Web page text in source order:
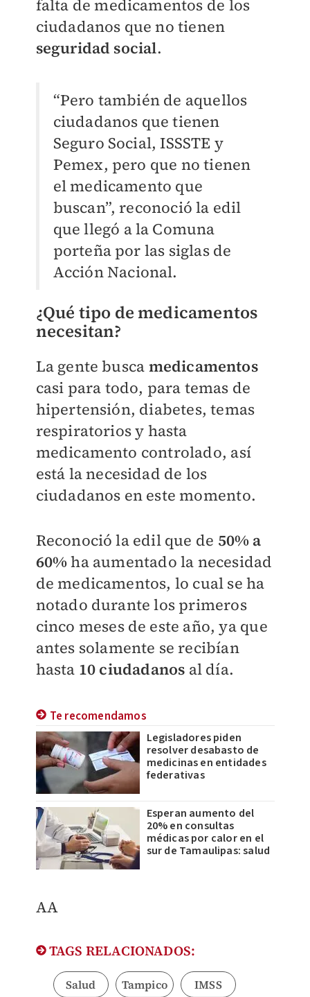
falta de medicamentos de los
ciudadanos que no tienen
seguridad social.
“Pero también de aquellos
ciudadanos que tienen
Seguro Social, ISSSTE y
Pemex, pero que no tienen
el medicamento que
buscan”, reconoció la edil
que llegó a la Comuna
porteña por las siglas de
Acción Nacional.
¿Qué tipo de medicamentos
necesitan?
La gente busca medicamentos
casi para todo, para temas de
hipertensión, diabetes, temas
respiratorios y hasta
medicamento controlado, así
está la necesidad de los
ciudadanos en este momento.
Reconoció la edil que de 50% a
60%ha aumentado la necesidad
de medicamentos, lo cual se ha
notado durante los primeros
cinco meses de este año, ya que
antes solamente se recibían
hasta 10 ciudadanos al día.
Te recomendamos
Legisladores piden
resolver desabasto de
medicinas en entidades
federativas
Esperan aumento del
20% en consultas
médicas por calor en el
sur de Tamaulipas: salud
AA
TAGS RELACIONADOS:
Salud Tampico IMSS